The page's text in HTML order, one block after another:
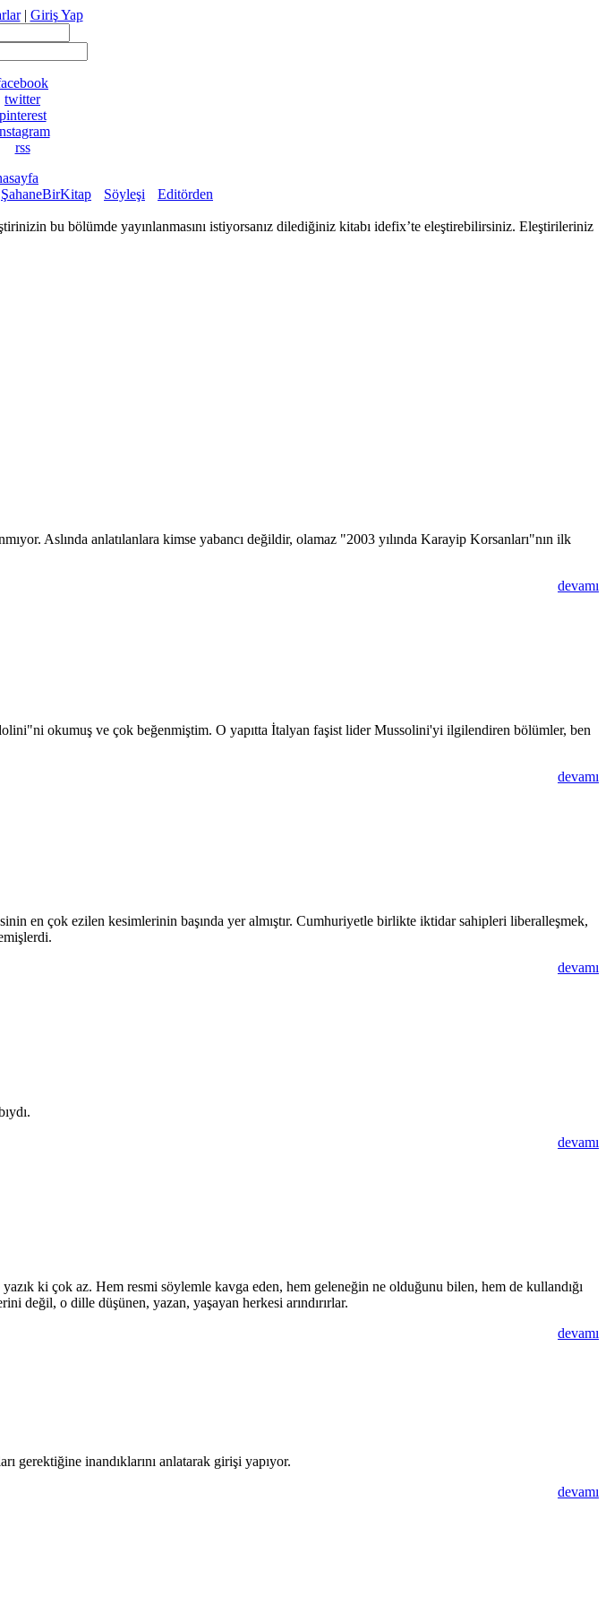
| Giriş Yap
twitter
pinterest
rss
ŞahaneBirKitap Söyleşi
Editörden
bu bölümde yayınlanmasını istiyorsanız dilediğiniz kitabı idefix’te eleştirebilirsiniz. Eleştirileriniz
Aslında anlatılanlara kimse yabancı değildir, olamaz "2003 yılında Karayip Korsanları"nın ilk
devamı
okumuş ve çok beğenmiştim. O yapıtta İtalyan faşist lider Mussolini'yi ilgilendiren bölümler, ben
devamı
en çok ezilen kesimlerinin başında yer almıştır. Cumhuriyetle birlikte iktidar sahipleri liberalleşmek,
devamı
devamı
ki çok az. Hem resmi söylemle kavga eden, hem geleneğin ne olduğunu bilen, hem de kullandığı
değil, o dille düşünen, yazan, yaşayan herkesi arındırırlar.
devamı
gerektiğine inandıklarını anlatarak girişi yapıyor.
devamı